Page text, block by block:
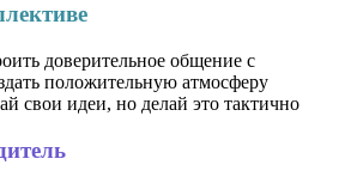
доверительное общение с
положительную атмосферу
свои идеи, но делай это тактично